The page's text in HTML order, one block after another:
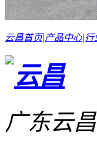
云昌首页|产品中心|行
广东云